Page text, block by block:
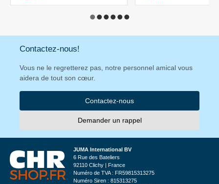
Contactez-nous!
Vous ne le regretterez pas, notre personnel amical vous
aidera de tout son cœur.
Contactez-nous
Demander un rappel
JUMA International BV
6 Rue des Bateliers
92110 Clichy | France
Numéro de TVA : FR59815313275
Numéro Siren : 815313275